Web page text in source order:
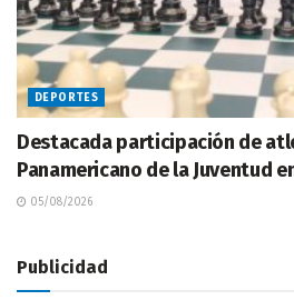
DEPORTES
Destacada participación de
Panamericano de la Juventud
05/08/2026
Publicidad